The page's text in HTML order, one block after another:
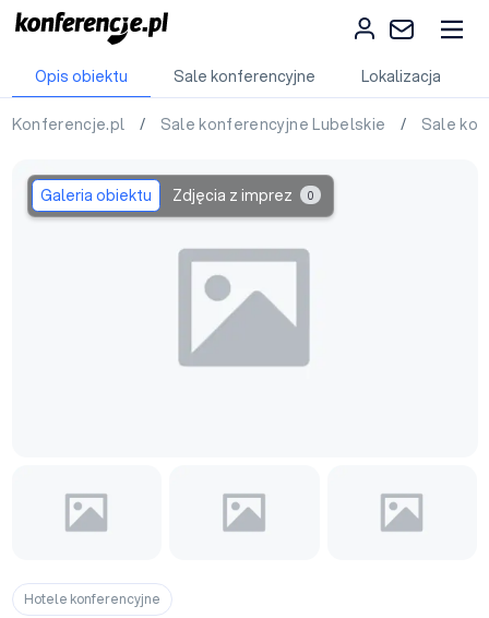
Opis obiektu Sale konferencyjne Lokalizacja
Konferencje.pl / Sale konferencyjne Lubelskie / Sale
Galeria obiektu Zdjęcia z imprez 0
Hotele konferencyjne